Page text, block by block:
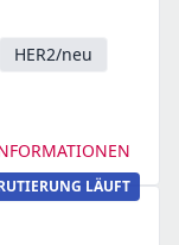
HER2/neu
LÄUFT